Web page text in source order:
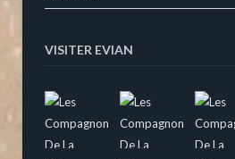
VISITER EVIAN